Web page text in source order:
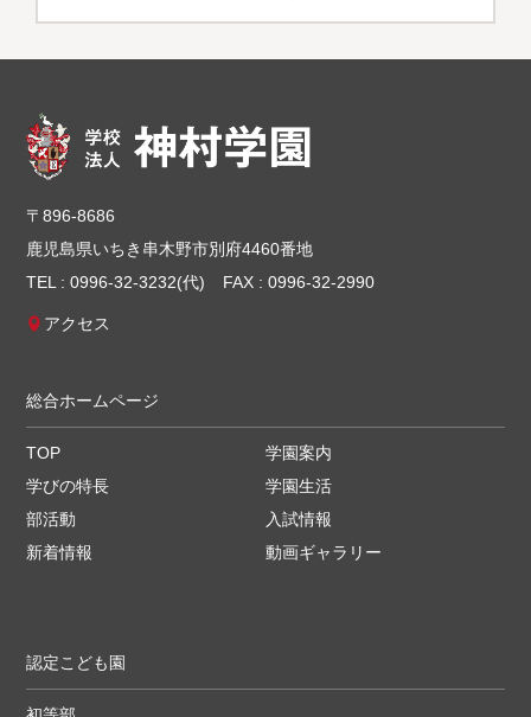
〒896-8686
鹿児島県いちき串木野市別府4460番地
TEL : 0996-32-3232(代)
FAX : 0996-32-2990
アクセス
総合ホームページ
TOP
学園案内
学びの特長
学園生活
部活動
入試情報
新着情報
動画ギャラリー
認定こども園